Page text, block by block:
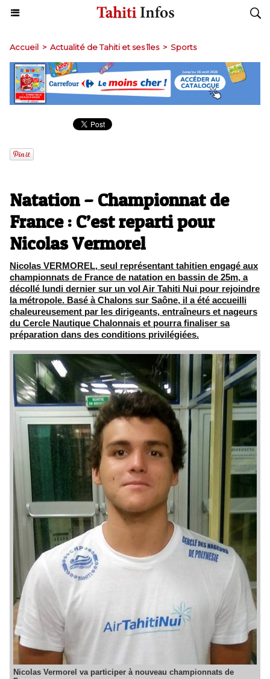
Accueil > Actualité de Tahiti et ses îles > Sports
Natation – Championnat de
France : C’est reparti pour
Nicolas Vermorel
Nicolas VERMOREL, seul représentant tahitien engagé aux
championnats de France de natation en bassin de 25m, a
décollé lundi dernier sur un vol Air Tahiti Nui pour rejoindre
la métropole. Basé à Chalons sur Saône, il a été accueilli
chaleureusement par les dirigeants, entraîneurs et nageurs
du Cercle Nautique Chalonnais et pourra finaliser sa
préparation dans des conditions privilégiées.
Nicolas Vermorel va participer à nouveau championnats de